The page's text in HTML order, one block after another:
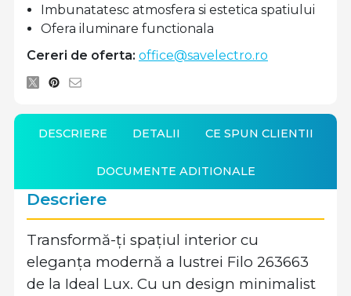
Imbunatatesc atmosfera si estetica spatiului
Ofera iluminare functionala
Cereri de oferta: office@savelectro.ro
DESCRIERE DETALII CE SPUN CLIENTII
DOCUMENTE ADITIONALE
Descriere
Transformă-ți spațiul interior cu
eleganța modernă a lustrei Filo 263663
de la Ideal Lux. Cu un design minimalist